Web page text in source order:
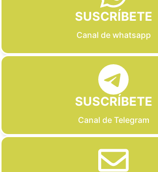
SUSCRÍBETE
Canal de whatsapp
SUSCRÍBETE
Canal de Telegram